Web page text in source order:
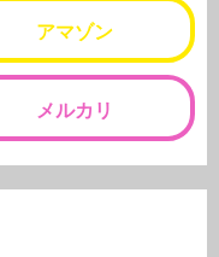
アマゾン
メルカリ